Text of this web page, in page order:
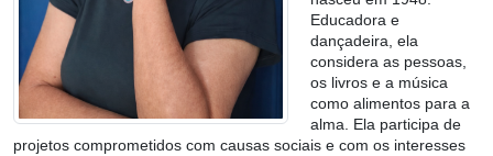
Educadora e
dançadeira, ela
considera as pessoas,
os livros e a música
como alimentos para a
alma. Ela participa de
projetos comprometidos com causas sociais e com os interesses